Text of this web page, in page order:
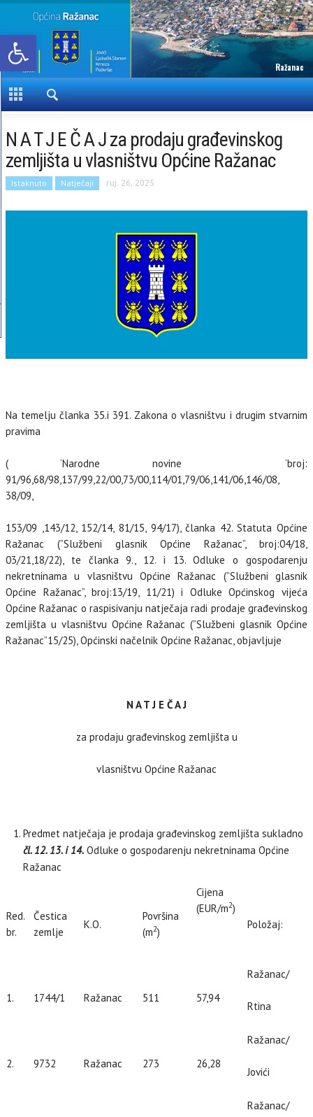
Open toolbar
Ražanac
N A T J E Č A J za prodaju građevinskog
zemljišta u vlasništvu Općine Ražanac
Istaknuto Natječaji ruj. 26, 2025
Na temelju članka 35.i 391. Zakona o vlasništvu i drugim stvarnim
pravima
( ‘Narodne novine ‘broj:
91/96,68/98,137/99,22/00,73/00,114/01,79/06,141/06,146/08,
38/09,
153/09 ,143/12, 152/14, 81/15, 94/17), članka 42. Statuta Općine
Ražanac (”Službeni glasnik Općine Ražanac”, broj:04/18,
03/21,18/22), te članka 9., 12. i 13. Odluke o gospodarenju
nekretninama u vlasništvu Općine Ražanac (”Službeni glasnik
Općine Ražanac”, broj:13/19, 11/21) i Odluke Općinskog vijeća
Općine Ražanac o raspisivanju natječaja radi prodaje građevinskog
zemljišta u vlasništvu Općine Ražanac (”Službeni glasnik Općine
Ražanac”15/25), Općinski načelnik Općine Ražanac, objavljuje
N A T J E Č A J
za prodaju građevinskog zemljišta u
vlasništvu Općine Ražanac
Predmet natječaja je prodaja građevinskog zemljišta sukladno
čl. 12. 13. i 14. Odluke o gospodarenju nekretninama Općine
Ražanac
Red.
br.
Čestica
zemlje
K.O.
Površina
(m2)
Cijena
(EUR/m2)
Položaj:
1. 1744/1 Ražanac 511 57,94
Ražanac/
Rtina
2. 9732 Ražanac 273 26,28
Ražanac/
Jovići
Ražanac/